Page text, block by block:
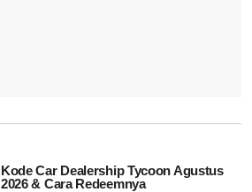
Kode Car Dealership Tycoon Agustus
2026 & Cara Redeemnya